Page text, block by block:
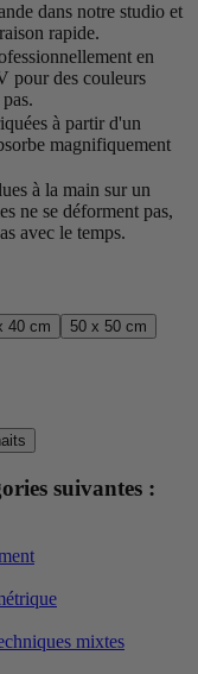
dans notre studio et
rapide.
en
pour des couleurs
à partir d'un
magnifiquement
à la main sur un
ne se déforment pas,
avec le temps.
40 cm
50 x 50 cm
suivantes :
mixtes